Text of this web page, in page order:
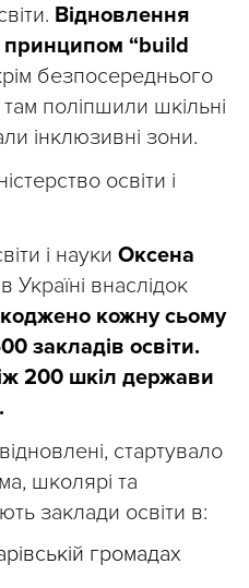
Відновлення
принципом “build
безпосереднього
поліпшили шкільні
інклюзивні зони.
освіти і
і науки Оксена
Україні внаслідок
кожну сьому
закладів освіти.
200 шкіл держави
стартувало
школярі та
заклади освіти в:
громадах